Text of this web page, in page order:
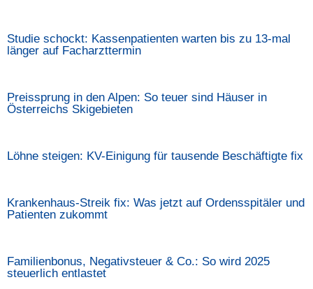
Studie schockt: Kassenpatienten warten bis zu 13-mal
länger auf Facharzttermin
Preissprung in den Alpen: So teuer sind Häuser in
Österreichs Skigebieten
Löhne steigen: KV-Einigung für tausende Beschäftigte fix
Krankenhaus-Streik fix: Was jetzt auf Ordensspitäler und
Patienten zukommt
Familienbonus, Negativsteuer & Co.: So wird 2025
steuerlich entlastet